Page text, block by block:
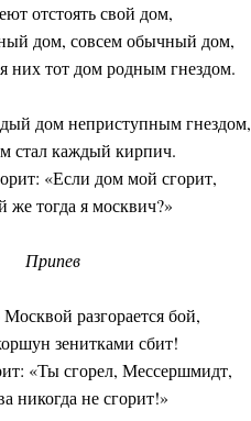
отстоять свой дом,
дом, совсем обычный дом,
них тот дом родным гнездом.
дом неприступным гнездом,
стал каждый кирпич.
«Если дом мой сгорит,
же тогда я москвич?»
Припев
разгорается бой,
зенитками сбит!
«Ты сгорел, Мессершмидт,
никогда не сгорит!»